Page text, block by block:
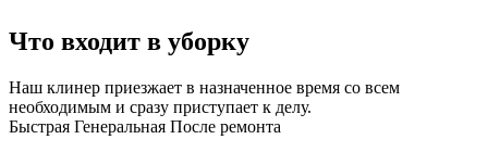
Что входит в уборку
Наш клинер приезжает в назначенное время со всем
необходимым и сразу приступает к делу.
Быстрая Генеральная После ремонта